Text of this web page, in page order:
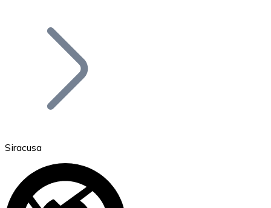
Bitcoin
Siracusa